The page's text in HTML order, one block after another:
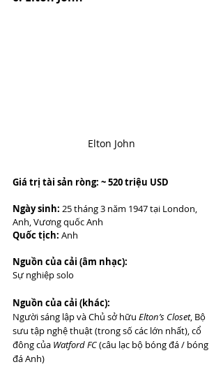
Elton John
Giá trị tài sản ròng: ~ 520 triệu USD
Ngày sinh: 25 tháng 3 năm 1947 tại London,
Anh, Vương quốc Anh
Quốc tịch: Anh
Nguồn của cải (âm nhạc):
Sự nghiệp solo
Nguồn của cải (khác):
Người sáng lập và Chủ sở hữu Elton’s Closet, Bộ
sưu tập nghệ thuật (trong số các lớn nhất), cổ
đông của Watford FC (câu lạc bộ bóng đá / bóng
đá Anh)